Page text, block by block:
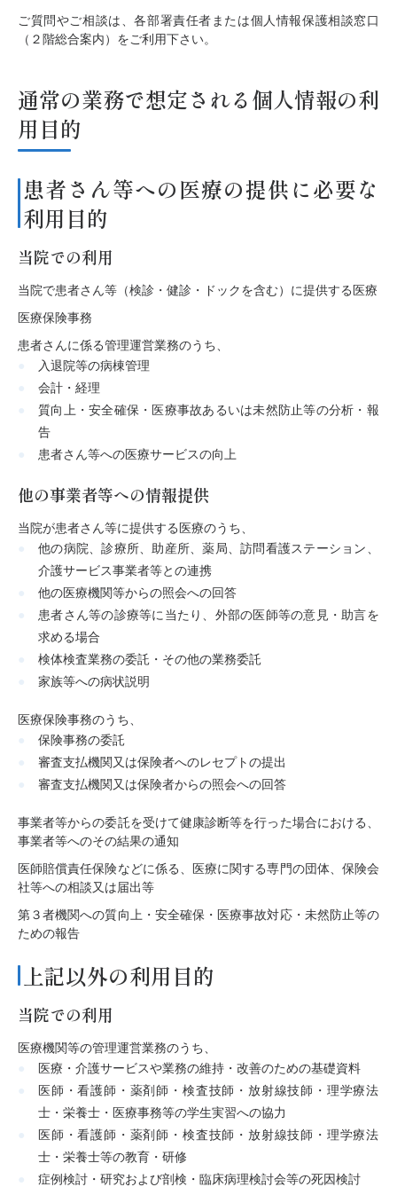
ご質問やご相談は、各部署責任者または個人情報保護相談窓口
（２階総合案内）をご利用下さい。
通常の業務で想定される個人情報の利
用目的
患者さん等への医療の提供に必要な
利用目的
当院での利用
当院で患者さん等（検診・健診・ドックを含む）に提供する医療
医療保険事務
患者さんに係る管理運営業務のうち、
入退院等の病棟管理
会計・経理
質向上・安全確保・医療事故あるいは未然防止等の分析・報
告
患者さん等への医療サービスの向上
他の事業者等への情報提供
当院が患者さん等に提供する医療のうち、
他の病院、診療所、助産所、薬局、訪問看護ステーション、
介護サービス事業者等との連携
他の医療機関等からの照会への回答
患者さん等の診療等に当たり、外部の医師等の意見・助言を
求める場合
検体検査業務の委託・その他の業務委託
家族等への病状説明
医療保険事務のうち、
保険事務の委託
審査支払機関又は保険者へのレセプトの提出
審査支払機関又は保険者からの照会への回答
事業者等からの委託を受けて健康診断等を行った場合における、
事業者等へのその結果の通知
医師賠償責任保険などに係る、医療に関する専門の団体、保険会
社等への相談又は届出等
第３者機関への質向上・安全確保・医療事故対応・未然防止等の
ための報告
上記以外の利用目的
当院での利用
医療機関等の管理運営業務のうち、
医療・介護サービスや業務の維持・改善のための基礎資料
医師・看護師・薬剤師・検査技師・放射線技師・理学療法
士・栄養士・医療事務等の学生実習への協力
医師・看護師・薬剤師・検査技師・放射線技師・理学療法
士・栄養士等の教育・研修
症例検討・研究および剖検・臨床病理検討会等の死因検討